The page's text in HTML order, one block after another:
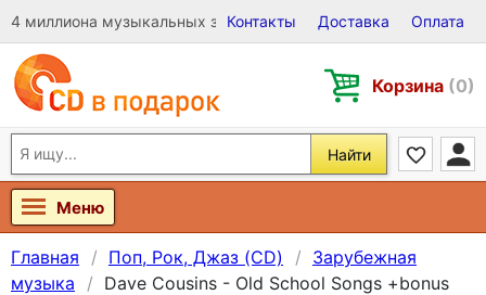
4 миллиона музыкальных записей на Виниле, CD и DVD
Контакты Доставка Оплата
Корзина (0)
Найти
Меню
Главная Поп, Рок, Джаз (CD)
Зарубежная
музыка
Dave Cousins - Old School Songs +bonus